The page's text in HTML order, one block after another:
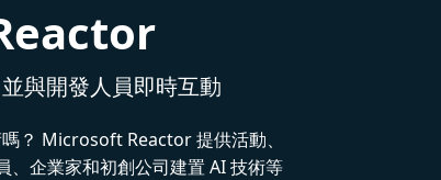
與開發人員即時互動
？ Microsoft Reactor 提供活動、
、企業家和初創公司建置 AI 技術等